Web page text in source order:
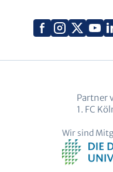
Facebook
X
Partner
1. FC
Wir sind